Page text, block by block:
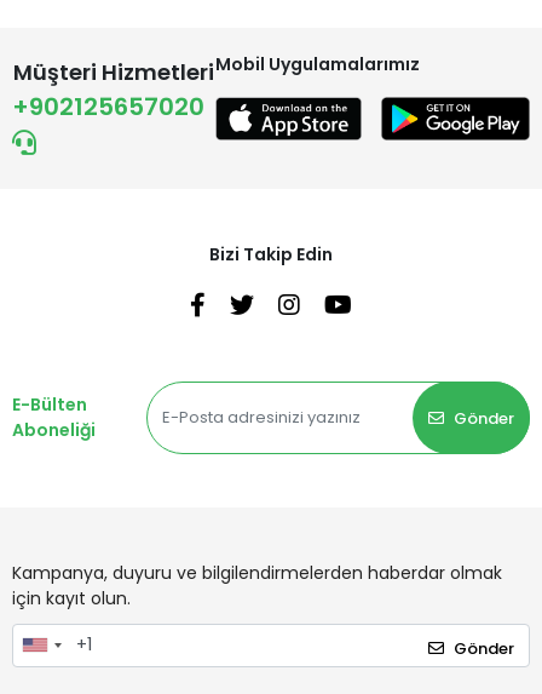
Müşteri Hizmetleri
+902125657020
Mobil Uygulamalarımız
Bizi Takip Edin
E-Bülten
Aboneliği
Gönder
Kampanya, duyuru ve bilgilendirmelerden haberdar olmak
için kayıt olun.
Gönder